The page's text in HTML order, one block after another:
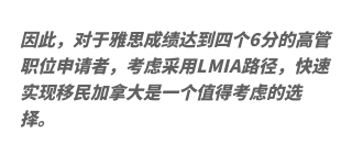
因此，对于雅思成绩达到四个6分的高管
职位申请者，考虑采用LMIA路径，快速
实现移民加拿大是一个值得考虑的选
择。